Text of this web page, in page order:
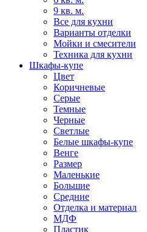
9 кв. м.
Все для кухни
Варианты отделки
Мойки и смесители
Техника для кухни
Шкафы-купе
Цвет
Коричневые
Серые
Темные
Черные
Светлые
Белые шкафы-купе
Венге
Размер
Маленькие
Большие
Средние
Отделка и материал
МДФ
Пластик